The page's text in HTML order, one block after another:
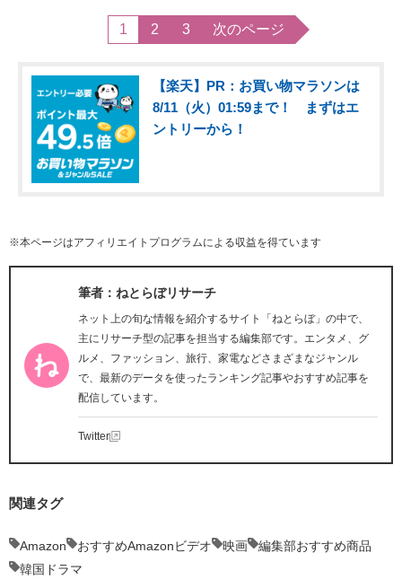
1 2 3 次のページ
【楽天】PR：お買い物マラソンは
8/11（火）01:59まで！ まずはエ
ントリーから！
※本ページはアフィリエイトプログラムによる収益を得ています
筆者：ねとらぼリサーチ
ネット上の旬な情報を紹介するサイト「ねとらぼ」の中で、
主にリサーチ型の記事を担当する編集部です。エンタメ、グ
ルメ、ファッション、旅行、家電などさまざまなジャンル
で、最新のデータを使ったランキング記事やおすすめ記事を
配信しています。
Twitter
関連タグ
Amazon おすすめAmazonビデオ 映画
編集部おすすめ商品
韓国ドラマ